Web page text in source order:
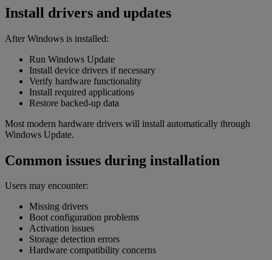
Install drivers and updates
After Windows is installed:
Run Windows Update
Install device drivers if necessary
Verify hardware functionality
Install required applications
Restore backed-up data
Most modern hardware drivers will install automatically through
Windows Update.
Common issues during installation
Users may encounter:
Missing drivers
Boot configuration problems
Activation issues
Storage detection errors
Hardware compatibility concerns